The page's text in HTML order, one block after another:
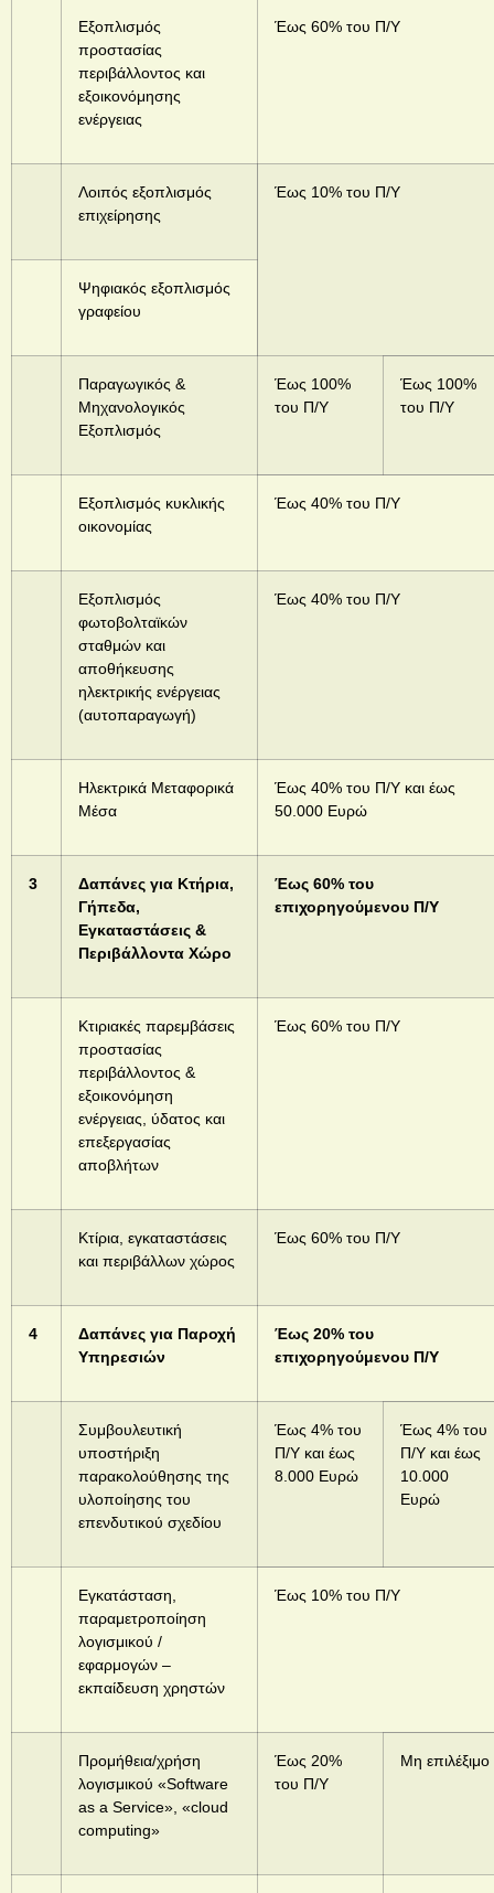
Εξοπλισμός
προστασίας
περιβάλλοντος και
εξοικονόμησης
ενέργειας
Έως 60% του Π/Υ
Λοιπός εξοπλισμός
επιχείρησης
Έως 10% του Π/Υ
Ψηφιακός εξοπλισμός
γραφείου
Παραγωγικός &
Μηχανολογικός
Εξοπλισμός
Έως 100%
του Π/Υ
Έως 100%
του Π/Υ
Εξοπλισμός κυκλικής
οικονομίας
Έως 40% του Π/Υ
Εξοπλισμός
φωτοβολταϊκών
σταθμών και
αποθήκευσης
ηλεκτρικής ενέργειας
(αυτοπαραγωγή)
Έως 40% του Π/Υ
Ηλεκτρικά Μεταφορικά
Μέσα
Έως 40% του Π/Υ και έως
50.000 Ευρώ
3
Δαπάνες για Κτήρια,
Γήπεδα,
Εγκαταστάσεις &
Περιβάλλοντα Χώρο
Έως 60% του
επιχορηγούμενου Π/Υ
Κτιριακές παρεμβάσεις
προστασίας
περιβάλλοντος &
εξοικονόμηση
ενέργειας, ύδατος και
επεξεργασίας
αποβλήτων
Έως 60% του Π/Υ
Κτίρια, εγκαταστάσεις
και περιβάλλων χώρος
Έως 60% του Π/Υ
4
Δαπάνες για Παροχή
Υπηρεσιών
Έως 20% του
επιχορηγούμενου Π/Υ
Συμβουλευτική
υποστήριξη
παρακολούθησης της
υλοποίησης του
επενδυτικού σχεδίου
Έως 4% του
Π/Υ και έως
8.000 Ευρώ
Έως 4% του
Π/Υ και έως
10.000
Ευρώ
Εγκατάσταση,
παραμετροποίηση
λογισμικού /
εφαρμογών –
εκπαίδευση χρηστών
Έως 10% του Π/Υ
Προμήθεια/χρήση
λογισμικού «Software
as a Service», «cloud
computing»
Έως 20%
του Π/Υ
Μη επιλέξιμο